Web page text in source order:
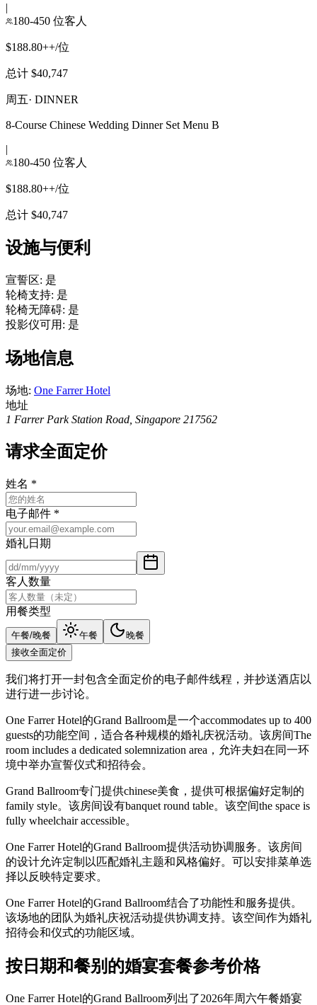
|
180-450 位客人
$188.80++/位
总计 $40,747
周五· DINNER
8-Course Chinese Wedding Dinner Set Menu B
|
180-450 位客人
$188.80++/位
总计 $40,747
设施与便利
宣誓区: 是
轮椅支持: 是
轮椅无障碍: 是
投影仪可用 : 是
场地信息
场地: One Farrer Hotel
地址
1 Farrer Park Station Road, Singapore 217562
请求全面定价
姓名 *
电子邮件 *
婚礼日期
客人数量
用餐类型
午餐/晚餐 午餐
晚餐
接收全面定价
我们将打开一封包含全面定价的电子邮件线程，并抄送酒店以
进行进一步讨论。
One Farrer Hotel的Grand Ballroom是一个accommodates up to 400
guests的功能空间，适合各种规模的婚礼庆祝活动。该房间The
room includes a dedicated solemnization area，允许夫妇在同一环
境中举办宣誓仪式和招待会。
Grand Ballroom专门提供chinese美食，提供可根据偏好定制的
family style。该房间设有banquet round table。该空间the space is
fully wheelchair accessible。
One Farrer Hotel的Grand Ballroom提供活动协调服务。该房间
的设计允许定制以匹配婚礼主题和风格偏好。可以安排菜单选
择以反映特定要求。
One Farrer Hotel的Grand Ballroom结合了功能性和服务提供。
该场地的团队为婚礼庆祝活动提供协调支持。该空间作为婚礼
招待会和仪式的功能区域。
按日期和餐别的婚宴套餐参考价格
One Farrer Hotel的Grand Ballroom列出了2026年周六午餐婚宴